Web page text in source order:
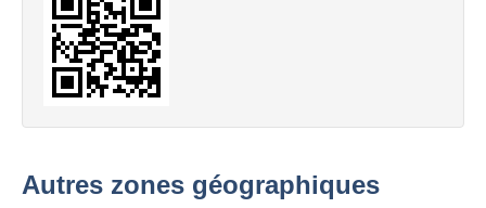
Autres zones géographiques